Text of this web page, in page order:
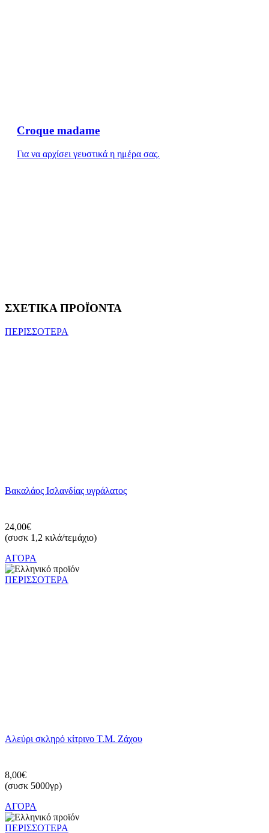
Croque madame
Για να αρχίσει γευστικά η ημέρα σας.
ΣΧΕΤΙΚΑ ΠΡΟΪΟΝΤΑ
ΠΕΡΙΣΣΟΤΕΡΑ
Βακαλάος Ισλανδίας υγράλατος
24,00€
(συσκ 1,2 κιλά/τεμάχιο)
ΑΓΟΡΑ
ΠΕΡΙΣΣΟΤΕΡΑ
Αλεύρι σκληρό κίτρινο Τ.Μ. Ζάχου
8,00€
(συσκ 5000γρ)
ΑΓΟΡΑ
ΠΕΡΙΣΣΟΤΕΡΑ